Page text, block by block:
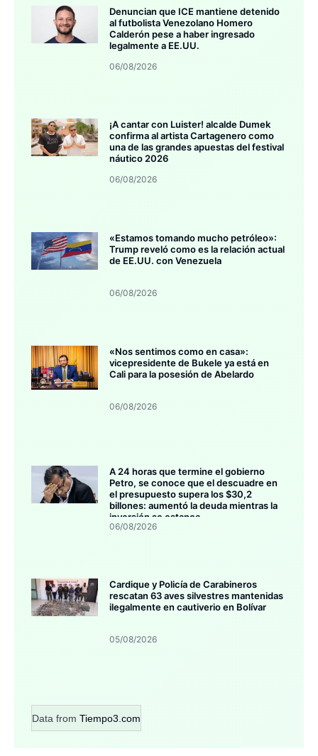
Denuncian que ICE mantiene detenido
al futbolista Venezolano Homero
Calderón pese a haber ingresado
legalmente a EE.UU.
06/08/2026
¡A cantar con Luister! alcalde Dumek
confirma al artista Cartagenero como
una de las grandes apuestas del festival
náutico 2026
06/08/2026
«Estamos tomando mucho petróleo»:
Trump reveló como es la relación actual
de EE.UU. con Venezuela
06/08/2026
«Nos sentimos como en casa»:
vicepresidente de Bukele ya está en
Cali para la posesión de Abelardo
06/08/2026
A 24 horas que termine el gobierno
Petro, se conoce que el descuadre en
el presupuesto supera los $30,2
billones: aumentó la deuda mientras la
inversión se estanca
06/08/2026
Cardique y Policía de Carabineros
rescatan 63 aves silvestres mantenidas
ilegalmente en cautiverio en Bolívar
05/08/2026
Data from Tiempo3.com